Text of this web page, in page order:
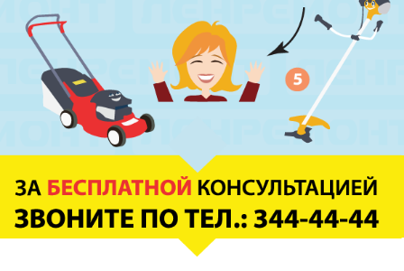
пр. Юрия Гагарина, д.15
м. Московская
пр. Московский, 212, Дом Советов, 1
этаж, кабинет 1130, вход у кафе Авантаж
м. Фрунзенская
ул. Киевская, д.32В
м. Купчино
ул. Ярослава Гашека, д.4, к.1